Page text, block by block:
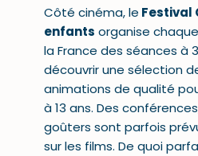
Côté cinéma, le Festival
enfants organise
la France des séances à
découvrir une sélection
animations de qualité
à 13 ans. Des
goûters sont parfois
sur les films. De quoi